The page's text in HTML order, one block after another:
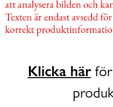
Klicka härför